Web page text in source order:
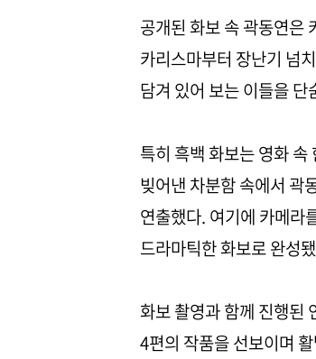
공개된 화보 속 곽동연은
카리스마부터 장난기 넘
담겨 있어 보는 이들을 단
특히 흑백 화보는 영화
빚어낸 차분함 속에서 곽
연출했다. 여기에 카메라
드라마틱한 화보로 완성
화보 촬영과 함께 진행된
4편의 작품을 선보이며